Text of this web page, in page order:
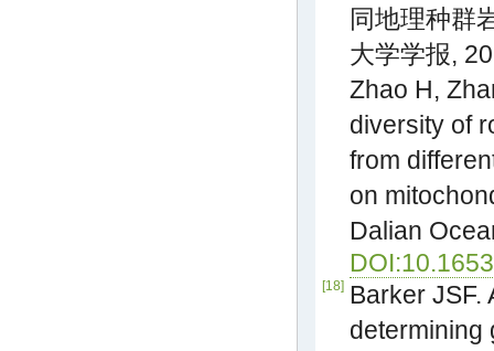
同地理种群
大学学报,
Zhao H,
diversity of
from
on
Dalian
[18]
Barker JSF.
determining